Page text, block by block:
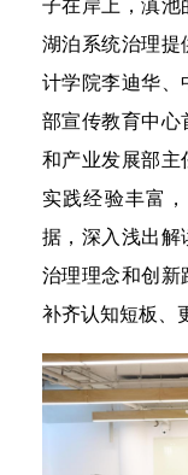
子在岸上，滇池
湖泊系统治理提
计学院李迪华、
部宣传教育中心
和产业发展部主
实践经验丰富
据，深入浅出解
治理理念和创新
补齐认知短板、